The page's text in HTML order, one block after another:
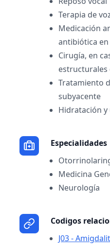
Terapia de
Medicación
antibiótica en
Cirugía, en
Tratamiento
subyacente
Hidratación
Especialidades
Medicina
Neurología
Codigos
J03 -